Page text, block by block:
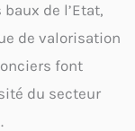
de l’Etat,
de valorisation
font
du secteur